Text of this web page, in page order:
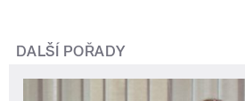
DALŠÍ POŘADY